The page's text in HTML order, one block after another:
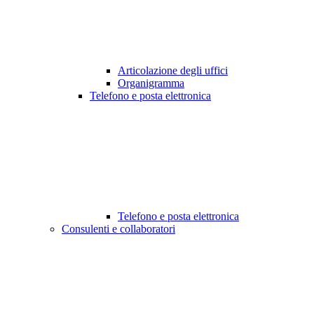
Articolazione degli uffici
Organigramma
Telefono e posta elettronica
Telefono e posta elettronica
Consulenti e collaboratori